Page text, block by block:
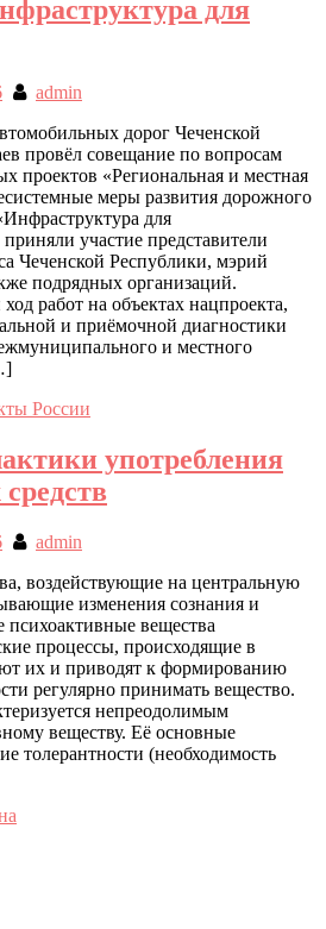
для
admin
дорог Чеченской
провёл совещание по вопросам
проектов «Региональная и местная
меры развития дорожного
для
участие представители
Чеченской Республики, мэрий
подрядных организаций.
работ на объектах нацпроекта,
и приёмочной диагностики
и местного
России
употребления
admin
воздействующие на центральную
изменения сознания и
психоактивные вещества
процессы, происходящие в
их и приводят к формированию
регулярно принимать вещество.
непреодолимым
веществу. Её основные
толерантности (необходимость